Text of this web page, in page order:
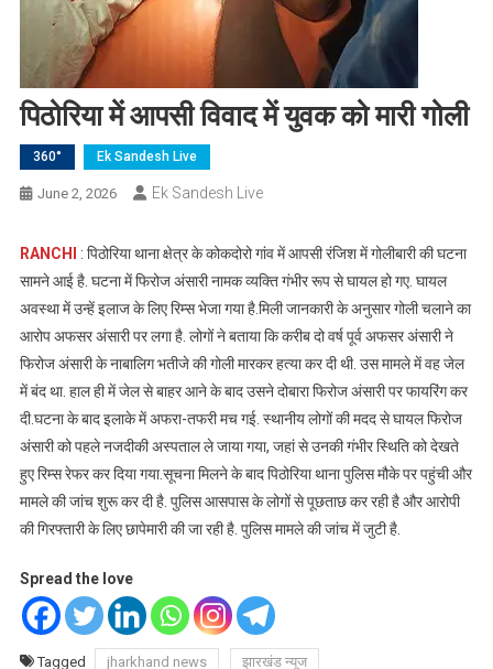
पिठोरिया में आपसी विवाद में युवक को मारी गोली
360° Ek Sandesh Live
June 2, 2026 Ek Sandesh Live
RANCHI
: पिठोरिया थाना क्षेत्र के कोकदोरो गांव में आपसी रंजिश में गोलीबारी की घटना
सामने आई है. घटना में फिरोज अंसारी नामक व्यक्ति गंभीर रूप से घायल हो गए. घायल
अवस्था में उन्हें इलाज के लिए रिम्स भेजा गया है.मिली जानकारी के अनुसार गोली चलाने का
आरोप अफसर अंसारी पर लगा है. लोगों ने बताया कि करीब दो वर्ष पूर्व अफसर अंसारी ने
फिरोज अंसारी के नाबालिग भतीजे की गोली मारकर हत्या कर दी थी. उस मामले में वह जेल
में बंद था. हाल ही में जेल से बाहर आने के बाद उसने दोबारा फिरोज अंसारी पर फायरिंग कर
दी.घटना के बाद इलाके में अफरा-तफरी मच गई. स्थानीय लोगों की मदद से घायल फिरोज
अंसारी को पहले नजदीकी अस्पताल ले जाया गया, जहां से उनकी गंभीर स्थिति को देखते
हुए रिम्स रेफर कर दिया गया.सूचना मिलने के बाद पिठोरिया थाना पुलिस मौके पर पहुंची और
मामले की जांच शुरू कर दी है. पुलिस आसपास के लोगों से पूछताछ कर रही है और आरोपी
की गिरफ्तारी के लिए छापेमारी की जा रही है. पुलिस मामले की जांच में जुटी है.
Spread the love
Tagged jharkhand news झारखंड न्यूज